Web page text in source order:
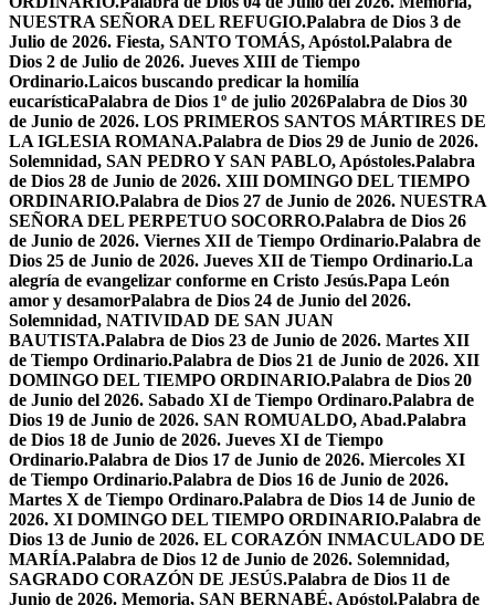
NUESTRA SEÑORA DEL REFUGIO.Palabra de Dios 3 de
Julio de 2026. Fiesta, SANTO TOMÁS, Apóstol.Palabra de
Dios 2 de Julio de 2026. Jueves XIII de Tiempo
Ordinario.Laicos buscando predicar la homilía
eucarísticaPalabra de Dios 1º de julio 2026Palabra de Dios 30
de Junio de 2026. LOS PRIMEROS SANTOS MÁRTIRES DE
LA IGLESIA ROMANA.Palabra de Dios 29 de Junio de 2026.
Solemnidad, SAN PEDRO Y SAN PABLO, Apóstoles.Palabra
de Dios 28 de Junio de 2026. XIII DOMINGO DEL TIEMPO
ORDINARIO.Palabra de Dios 27 de Junio de 2026. NUESTRA
SEÑORA DEL PERPETUO SOCORRO.Palabra de Dios 26
de Junio de 2026. Viernes XII de Tiempo Ordinario.Palabra de
Dios 25 de Junio de 2026. Jueves XII de Tiempo Ordinario.La
alegría de evangelizar conforme en Cristo Jesús.Papa León
amor y desamorPalabra de Dios 24 de Junio del 2026.
Solemnidad, NATIVIDAD DE SAN JUAN
BAUTISTA.Palabra de Dios 23 de Junio de 2026. Martes XII
de Tiempo Ordinario.Palabra de Dios 21 de Junio de 2026. XII
DOMINGO DEL TIEMPO ORDINARIO.Palabra de Dios 20
de Junio del 2026. Sabado XI de Tiempo Ordinaro.Palabra de
Dios 19 de Junio de 2026. SAN ROMUALDO, Abad.Palabra
de Dios 18 de Junio de 2026. Jueves XI de Tiempo
Ordinario.Palabra de Dios 17 de Junio de 2026. Miercoles XI
de Tiempo Ordinario.Palabra de Dios 16 de Junio de 2026.
Martes X de Tiempo Ordinaro.Palabra de Dios 14 de Junio de
2026. XI DOMINGO DEL TIEMPO ORDINARIO.Palabra de
Dios 13 de Junio de 2026. EL CORAZÓN INMACULADO DE
MARÍA.Palabra de Dios 12 de Junio de 2026. Solemnidad,
SAGRADO CORAZÓN DE JESÚS.Palabra de Dios 11 de
Junio de 2026. Memoria, SAN BERNABÉ, Apóstol.Palabra de